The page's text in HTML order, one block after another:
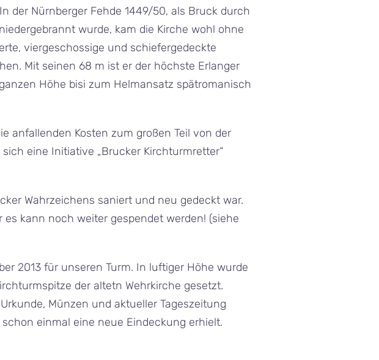
der Nürnberger Fehde 1449/50, als Bruck durch
wurde, kam die Kirche wohl ohne
viergeschossige und schiefergedeckte
Mit seinen 68 m ist er der höchste Erlanger
Höhe bisi zum Helmansatz spätromanisch
anfallenden Kosten zum großen Teil von der
eine Initiative „Brucker Kirchturmretter“
Wahrzeichens saniert und neu gedeckt war.
kann noch weiter gespendet werden! (siehe
2013 für unseren Turm. In luftiger Höhe wurde
der altetn Wehrkirche gesetzt.
Münzen und aktueller Tageszeitung
einmal eine neue Eindeckung erhielt.